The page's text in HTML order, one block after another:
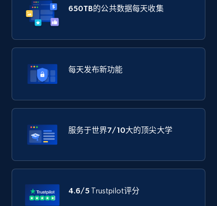
650TB的公共数据每天收集
每天发布新功能
服务于世界7/10大的顶尖大学
4.6/5 Trustpilot评分